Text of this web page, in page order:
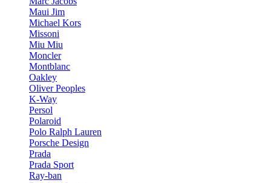
Maui Jim
Michael Kors
Missoni
Miu Miu
Moncler
Montblanc
Oakley
Oliver Peoples
K-Way
Persol
Polaroid
Polo Ralph Lauren
Porsche Design
Prada
Prada Sport
Ray-ban